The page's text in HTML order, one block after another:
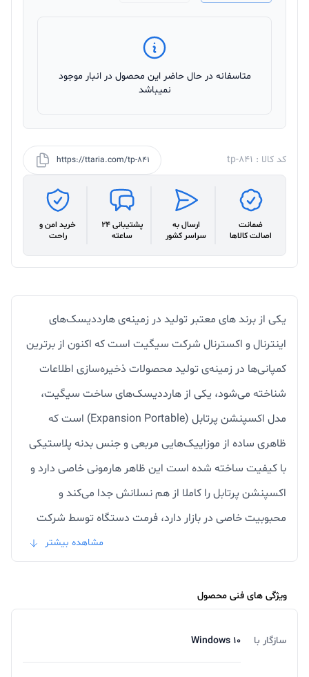
متاسفانه در حال حاضر این محصول در انبار موجود
نمیباشد
کد کالا : tp-841 https://ttaria.com/tp-841
ضمانت
اصالت کالاها
ارسال به
سراسر کشور
پشتیبانی 24
ساعته
خرید امن و
راحت
یکی از برند های معتبر تولید در زمینه‌ی هارددیسک‌های
اینترنال و اکسترنال شرکت سیگیت است که اکنون از برترین
کمپانی‌ها در زمینه‌ی تولید محصولات ذخیره‌سازی اطلاعات
شناخته می‌شود، یکی از هارددیسک‌های ساخت سیگیت،
مدل اکسپنشن پرتابل (Expansion Portable) است که
ظاهری ساده از موزاییک‌هایی مربعی و جنس بدنه پلاستیکی
با کیفیت ساخته شده است این ظاهر هارمونی خاصی دارد و
اکسپنشن پرتابل را کاملا از هم‌ نسلانش جدا می‌کند و
محبوبیت خاصی در بازار دارد، فرمت دستگاه توسط شرکت
سازنده NTFS قرار داده شده که بدون هیچ تغییری و به‌راحتی
نیاز به نصب هیچ برنامه‌ای شناسایی می‌کند و قادر است
مشاهده بیشتر
ویژگی های فنی محصول
سازگار با Windows 10